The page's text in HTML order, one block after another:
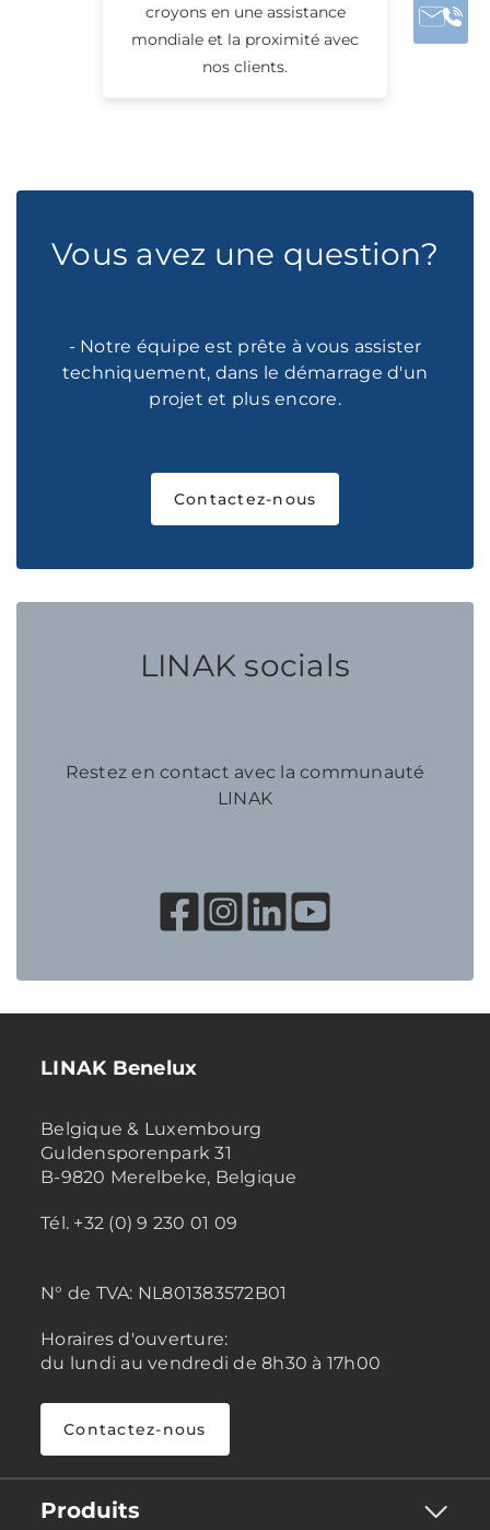
croyons en une assistance
mondiale et la proximité avec
nos clients.
Vous avez une question?
- Notre équipe est prête à vous assister
techniquement, dans le démarrage d'un
projet et plus encore.
Contactez-nous
LINAK socials
Restez en contact avec la communauté
LINAK
LINAK Benelux
Belgique & Luxembourg
Guldensporenpark 31
B-9820 Merelbeke, Belgique
Tél. +32 (0) 9 230 01 09
N° de TVA: NL801383572B01
Horaires d'ouverture:
du lundi au vendredi de 8h30 à 17h00
Contactez-nous
Produits